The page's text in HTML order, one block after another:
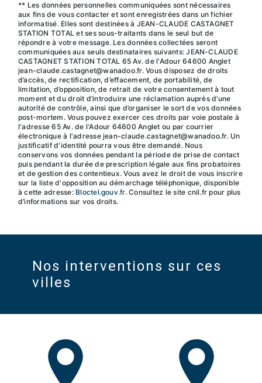
** Les données personnelles communiquées sont nécessaires
aux fins de vous contacter et sont enregistrées dans un fichier
informatisé. Elles sont destinées à JEAN-CLAUDE CASTAGNET
STATION TOTAL et ses sous-traitants dans le seul but de
répondre à votre message. Les données collectées seront
communiquées aux seuls destinataires suivants: JEAN-CLAUDE
CASTAGNET STATION TOTAL 65 Av. de l'Adour 64600 Anglet
jean-claude.castagnet@wanadoo.fr. Vous disposez de droits
d’accès, de rectification, d’effacement, de portabilité, de
limitation, d’opposition, de retrait de votre consentement à tout
moment et du droit d’introduire une réclamation auprès d’une
autorité de contrôle, ainsi que d’organiser le sort de vos données
post-mortem. Vous pouvez exercer ces droits par voie postale à
l'adresse 65 Av. de l'Adour 64600 Anglet ou par courrier
électronique à l'adresse jean-claude.castagnet@wanadoo.fr. Un
justificatif d'identité pourra vous être demandé. Nous
conservons vos données pendant la période de prise de contact
puis pendant la durée de prescription légale aux fins probatoires
et de gestion des contentieux. Vous avez le droit de vous inscrire
sur la liste d'opposition au démarchage téléphonique, disponible
à cette adresse: Bloctel.gouv.fr. Consultez le site cnil.fr pour plus
d’informations sur vos droits.
Nos interventions sur ces
villes